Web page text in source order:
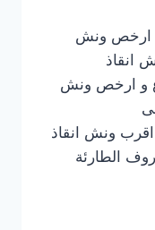
ارخص ونش
انقاذ
و ارخص ونش
ليصلك اقرب ونش انقاذ
الطارئة